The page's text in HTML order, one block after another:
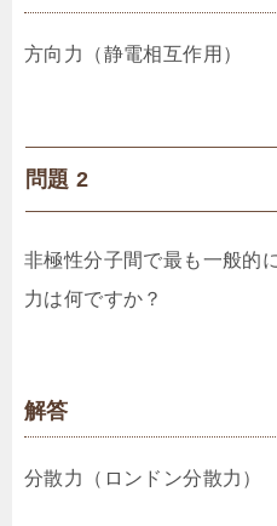
方向力（静電相互作用）
問題 2
非極性分子間で最も一般的
力は何ですか？
解答
分散力（ロンドン分散力）